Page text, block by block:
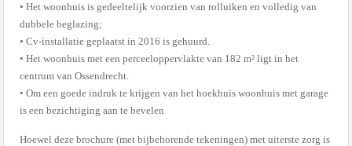
• Het woonhuis is gedeeltelijk voorzien van rolluiken en volledig van
dubbele beglazing;
• Cv-installatie geplaatst in 2016 is gehuurd.
• Het woonhuis met een perceeloppervlakte van 182 m² ligt in het
centrum van Ossendrecht.
• Om een goede indruk te krijgen van het hoekhuis woonhuis met garage
is een bezichtiging aan te bevelen
Hoewel deze brochure (met bijbehorende tekeningen) met uiterste zorg is